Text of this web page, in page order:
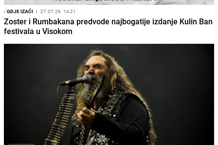
/GDJE IZAĆI I 27.07.26. 14:21
Zoster i Rumbakana predvode najbogatije izdanje Kulin Ban
festivala u Visokom